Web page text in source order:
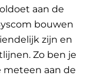
aan de
bouwen
zijn en
Zo ben je
meteen aan de